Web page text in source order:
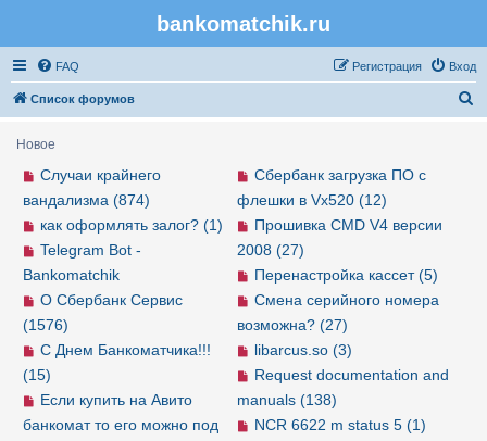
bankomatchik.ru
FAQ Вход
Регистрация
Список форумов
Новое
Сбербанк загрузка ПО с
флешки в Vx520 (12)
Прошивка CMD V4 версии
2008 (27)
Перенастройка кассет (5)
Смена серийного номера
возможна? (27)
libarcus.so (3)
Request documentation and
manuals (138)
NCR 6622 m status 5 (1)
Случаи крайнего
вандализма (874)
как оформлять залог? (1)
Telegram Bot -
Bankomatchik
О Сбербанк Сервис
(1576)
С Днем Банкоматчика!!!
(15)
Если купить на Авито
банкомат то его можно под